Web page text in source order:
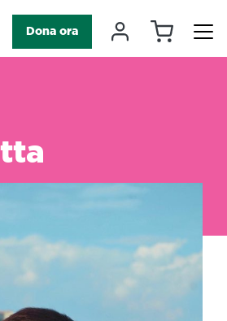
principale
Dona ora Il mioCarrello